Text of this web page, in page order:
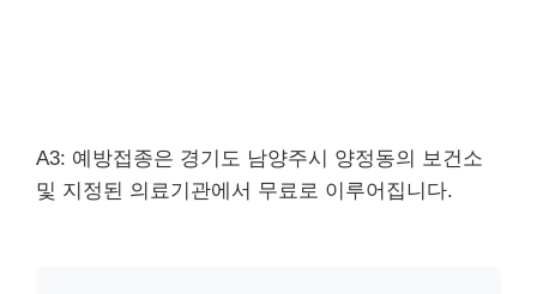
A3: 예방접종은 경기도 남양주시 양정동의 보건소
및 지정된 의료기관에서 무료로 이루어집니다.